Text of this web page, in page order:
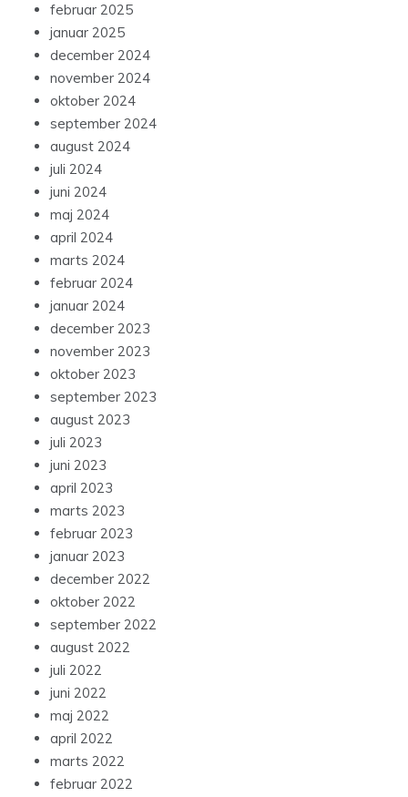
februar 2025
januar 2025
december 2024
november 2024
oktober 2024
september 2024
august 2024
juli 2024
juni 2024
maj 2024
april 2024
marts 2024
februar 2024
januar 2024
december 2023
november 2023
oktober 2023
september 2023
august 2023
juli 2023
juni 2023
april 2023
marts 2023
februar 2023
januar 2023
december 2022
oktober 2022
september 2022
august 2022
juli 2022
juni 2022
maj 2022
april 2022
marts 2022
februar 2022